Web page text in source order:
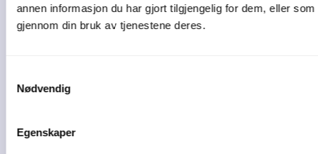
annen informasjon du har gjort tilgjengelig for dem, eller
gjennom din bruk av tjenestene deres.
Nødvendig
Egenskaper
Slik kan AI gjøre